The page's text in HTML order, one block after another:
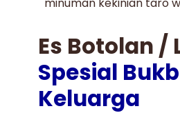
Es Botolan /
Spesial
Keluarga